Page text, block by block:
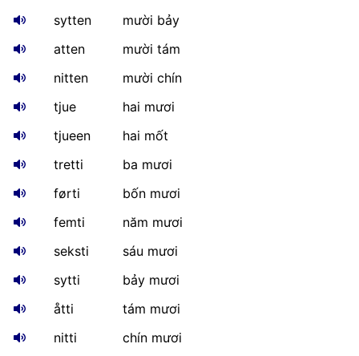
sytten
mười bảy
atten
mười tám
nitten
mười chín
tjue
hai mươi
tjueen
hai mốt
tretti
ba mươi
førti
bốn mươi
femti
năm mươi
seksti
sáu mươi
sytti
bảy mươi
åtti
tám mươi
nitti
chín mươi